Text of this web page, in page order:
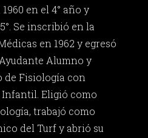
en el 4° año y
Se inscribió en la
en 1962 y egresó
Alumno y
de Fisiología con
Eligió como
trabajó como
del Turf y abrió su